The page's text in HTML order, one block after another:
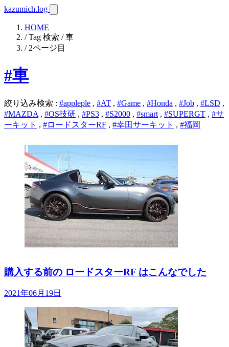
kazumich.log
HOME
/ Tag 検索 / 車
/ 2ページ目
#車
絞り込み検索 : #appleple , #AT , #Game , #Honda , #Job , #LSD ,
#MAZDA , #OS技研 , #PS3 , #S2000 , #smart , #SUPERGT , #サ
ーキット , #ロードスターRF , #幸田サーキット , #福岡
購入する前の ロードスターRF はこんなでした
2021年06月19日